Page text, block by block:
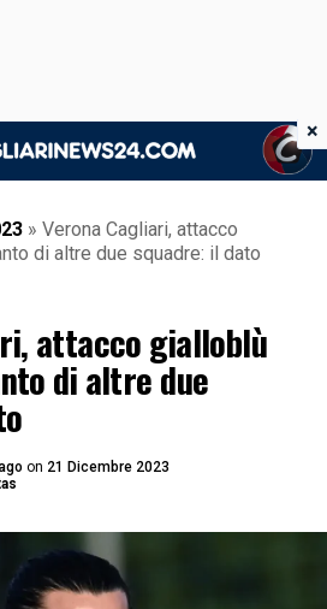
» Verona Cagliari, attacco
di altre due squadre: il dato
attacco gialloblù
di altre due
on 21 Dicembre 2023
×